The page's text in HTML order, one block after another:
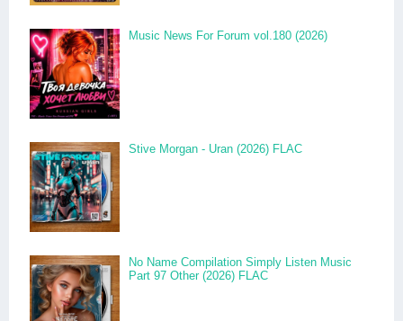
Music News For Forum vol.180 (2026)
Stive Morgan - Uran (2026) FLAC
No Name Compilation Simply Listen Music
Part 97 Other (2026) FLAC